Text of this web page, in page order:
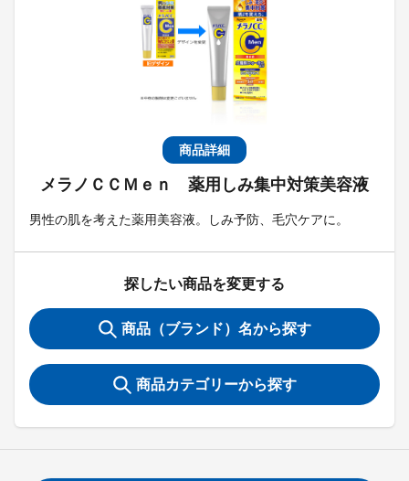
商品詳細
メラノＣＣＭｅｎ 薬用しみ集中対策美容液
男性の肌を考えた薬用美容液。しみ予防、毛穴ケアに。
探したい商品を変更する
商品（ブランド）名から探す
商品カテゴリーから探す